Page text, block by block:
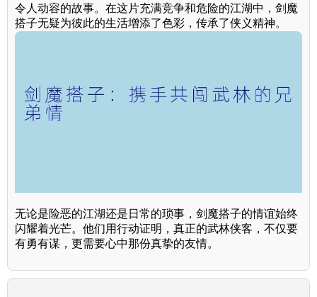
令人动容的故事。在这片充满竞争和危险的江湖中，剑魔
搭子无疑为彼此的生活增添了色彩，传承了侠义精神。
无论是险恶的江湖还是日常的琐事，剑魔搭子的情谊始终
闪耀着光芒。他们用行动证明，真正的武林侠客，不仅要
有勇有谋，更需要心中那份真挚的友情。